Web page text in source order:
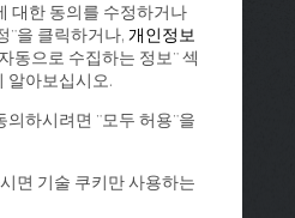
대한 동의를 수정하거나
"을 클릭하거나, 개인정보
동으로 수집하는 정보" 섹
알아보십시오.
의하시려면 "모두 허용"을
면 기술 쿠키만 사용하는